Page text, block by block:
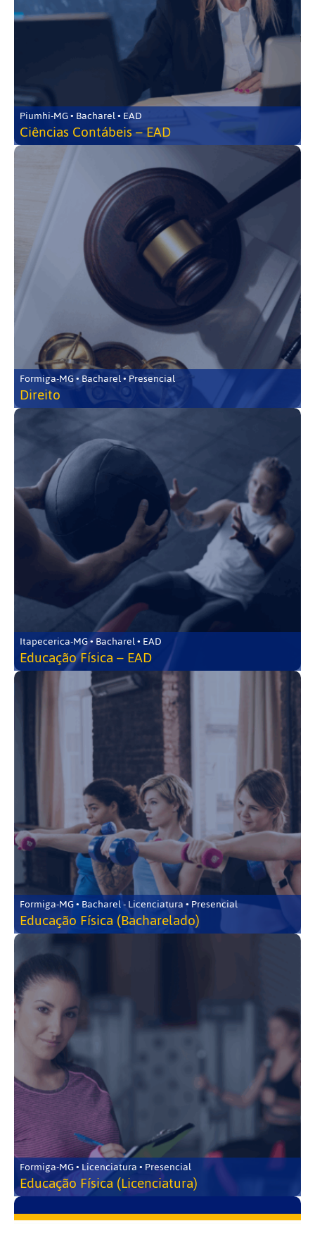
Piumhi-MG • Bacharel • EAD
Ciências Contábeis – EAD
Formiga-MG • Bacharel • Presencial
Direito
Itapecerica-MG • Bacharel • EAD
Educação Física – EAD
Formiga-MG • Bacharel - Licenciatura • Presencial
Educação Física (Bacharelado)
Formiga-MG • Licenciatura • Presencial
Educação Física (Licenciatura)